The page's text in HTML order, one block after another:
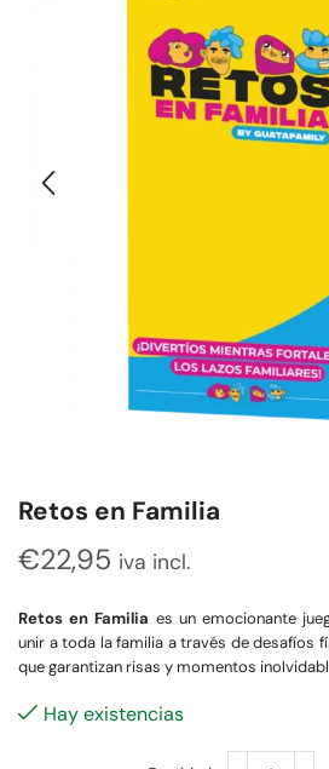
Retos en Familia
€22,95 iva incl.
Retos en Familia es un emocionante
unir a toda la familia a través de desafíos
que garantizan risas y momentos
Hay existencias